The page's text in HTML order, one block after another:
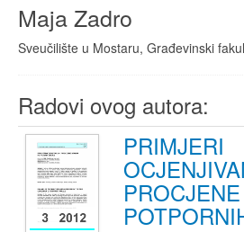
Maja Zadro
Sveučilište u Mostaru, Građevinski
Radovi ovog autora:
PRIMJERI